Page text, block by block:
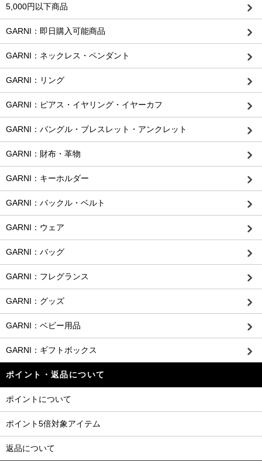
5,000円以下商品
GARNI：即日購入可能商品
GARNI：ネックレス・ペンダント
GARNI：リング
GARNI：ピアス・イヤリング・イヤーカフ
GARNI：バングル・ブレスレット・アンクレット
GARNI：財布・革物
GARNI：キーホルダー
GARNI：バックル・ベルト
GARNI：ウェア
GARNI：バッグ
GARNI：フレグランス
GARNI：グッズ
GARNI：ベビー用品
GARNI：ギフトボックス
ポイント・返品について
ポイントについて
ポイント5倍対象アイテム
返品について